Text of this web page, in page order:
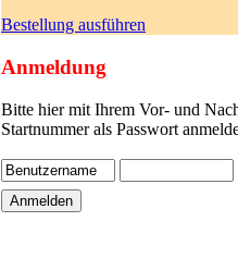
Bestellung ausführen
Anmeldung
Bitte hier mit Ihrem Vor- und
Startnummer als Passwort